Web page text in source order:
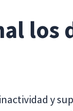
los
y